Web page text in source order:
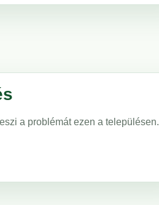
a problémát ezen a településen.